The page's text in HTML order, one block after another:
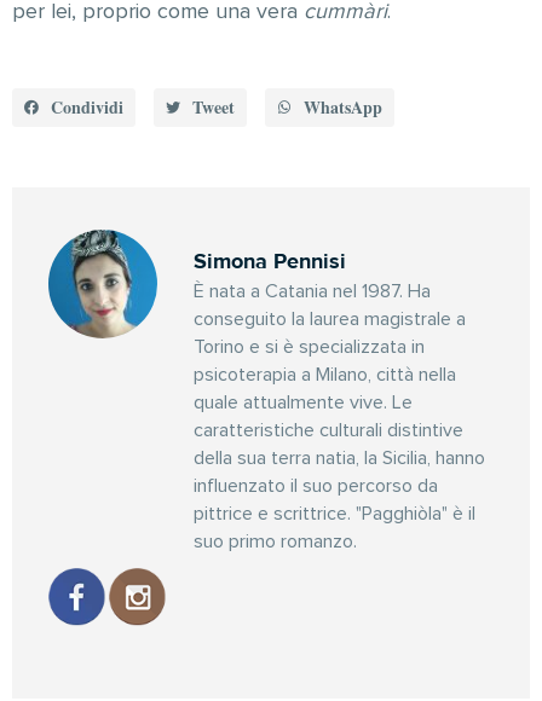
per lei, proprio come una vera cummàri.
Condividi Tweet WhatsApp
Simona Pennisi
È nata a Catania nel 1987. Ha
conseguito la laurea magistrale a
Torino e si è specializzata in
psicoterapia a Milano, città nella
quale attualmente vive. Le
caratteristiche culturali distintive
della sua terra natia, la Sicilia, hanno
influenzato il suo percorso da
pittrice e scrittrice. "Pagghiòla" è il
suo primo romanzo.